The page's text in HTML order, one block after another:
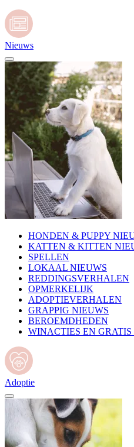
Nieuws
HONDEN & PUPPY
KATTEN & KITTEN
SPELLEN
LOKAAL NIEUWS
REDDINGSVERHALEN
OPMERKELIJK
ADOPTIEVERHALEN
GRAPPIG NIEUWS
BEROEMDHEDEN
WINACTIES EN
Adoptie